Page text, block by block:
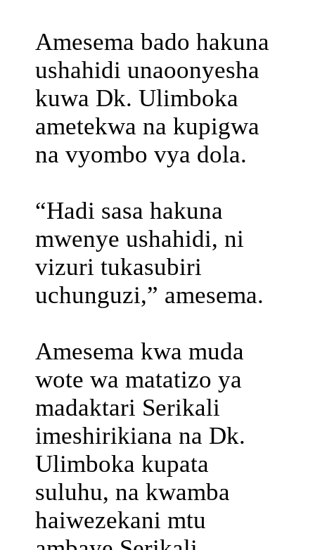
Amesema bado hakuna
ushahidi unaoonyesha
kuwa Dk. Ulimboka
ametekwa na kupigwa
na vyombo vya dola.
“Hadi sasa hakuna
mwenye ushahidi, ni
vizuri tukasubiri
uchunguzi,” amesema.
Amesema kwa muda
wote wa matatizo ya
madaktari Serikali
imeshirikiana na Dk.
Ulimboka kupata
suluhu, na kwamba
haiwezekani mtu